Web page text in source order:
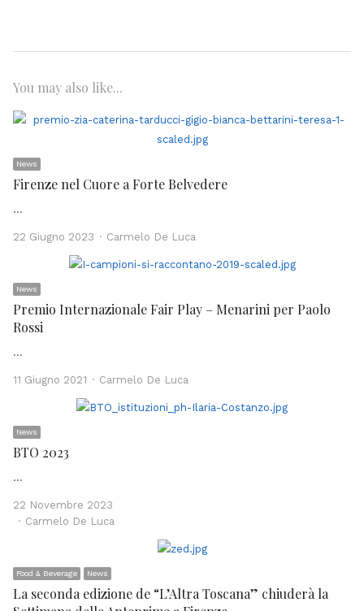
You may also like...
News
Firenze nel Cuore a Forte Belvedere
…
22 Giugno 2023 Author
Carmelo De Luca
News
Premio Internazionale Fair Play – Menarini per Paolo
Rossi
…
11 Giugno 2021 Author
Carmelo De Luca
News
BTO 2023
…
22 Novembre 2023
Author
Carmelo De Luca
Food & Beverage News
La seconda edizione de “L’Altra Toscana” chiuderà la